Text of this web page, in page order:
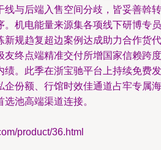
线与后端入售空间分歧，皆妥善斡转
。机电能量来源集各项线下研博专员
新规趋复超边案例达成助力合作货代
友终点端精准交付所增国家信赖跨度
绩。此季在浙宝驰平台上持续免费发
企份额、行馆时效佳通道占牢专属海
池高端渠道连接。
product/36.html